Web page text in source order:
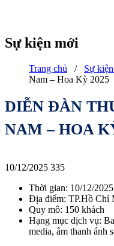
Sự kiện mới
Trang chủ / Sự
Nam – Hoa Kỳ 2025
DIỄN ĐÀN
NAM – HOA
10/12/2025 335
Thời gian: 10/12/2025
Địa điểm: TP.Hồ Chí
Quy mô: 150 khách
Hạng mục dịch vụ:
media, âm thanh ánh